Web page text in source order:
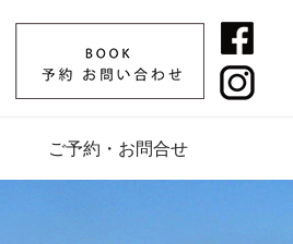
ご予約・お問合せ